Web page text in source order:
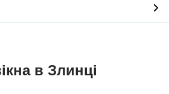
в Злинці